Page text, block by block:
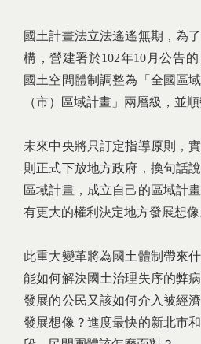
國土計畫法立法遙遙無期，為
構，營建署於102年10月公告
國土空間體制調整為「全國區
（市）區域計畫」兩層級，並
未來中央將只訂定指導原則，
則正式下放地方政府，換句話
區域計畫，成立自己的區域計
有更大的權利決定地方發展想像
此重大變革將為國土體制帶來
能如何解決國土治理失序的弊
發展的公民又該如何介入被經
發展想像？進度最快的新北市